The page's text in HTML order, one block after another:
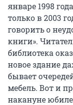
январе 1998
только в 2003
говорить о
книги».
библиотека
новое здание
бывает
мебель. Вот и
накануне